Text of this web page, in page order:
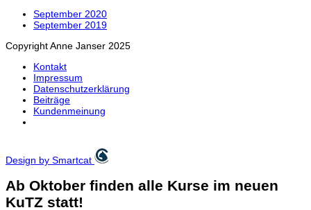
September 2020
September 2019
Copyright Anne Janser 2025
Kontakt
Impressum
Datenschutzerklärung
Beiträge
Kundenmeinung
Design by Smartcat
Ab Oktober finden alle Kurse im neuen
KuTZ statt!